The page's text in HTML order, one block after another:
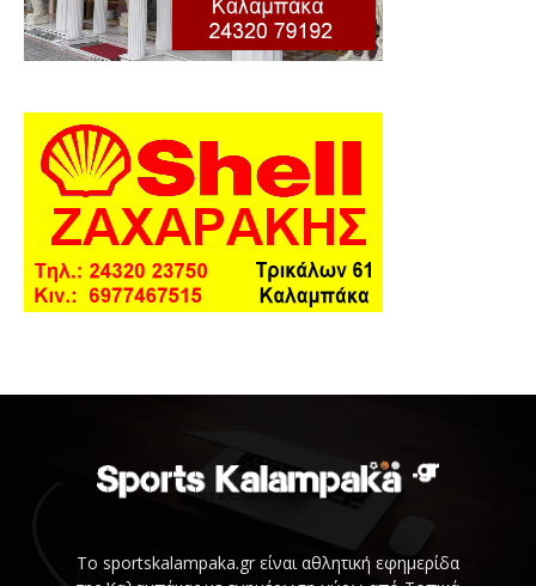
Το sportskalampaka.gr είναι αθλητική εφημερίδα